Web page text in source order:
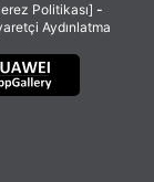
Politikası] -
Aydınlatma